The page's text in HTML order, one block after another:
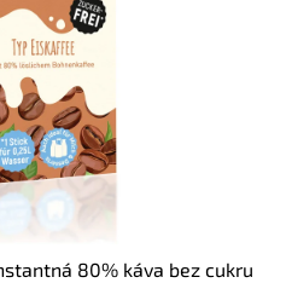
80% káva bez cukru